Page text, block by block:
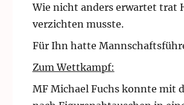
Wie nicht anders erwartet trat
verzichten musste.
Für Ihn hatte
Zum Wettkampf:
MF Michael Fuchs konnte mit